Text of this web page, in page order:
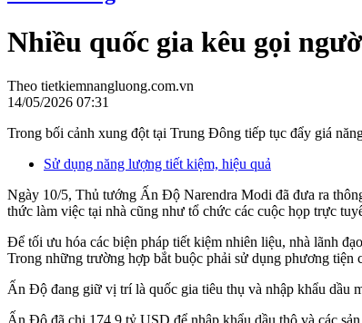
Nhiều quốc gia kêu gọi
Theo tietkiemnangluong.com.vn
14/05/2026 07:31
Trong bối cảnh xung đột tại Trung Đông tiếp tục đẩy giá
Sử dụng năng lượng tiết kiệm, hiệu quả
Ngày 10/5, Thủ tướng Ấn Độ Narendra Modi đã đưa ra
thức làm việc tại nhà cũng như tổ chức các cuộc họp trực
Để tối ưu hóa các biện pháp tiết kiệm nhiên liệu, nhà lãnh
Trong những trường hợp bắt buộc phải sử dụng phương
Ấn Độ đang giữ vị trí là quốc gia tiêu thụ và nhập khẩu dầu